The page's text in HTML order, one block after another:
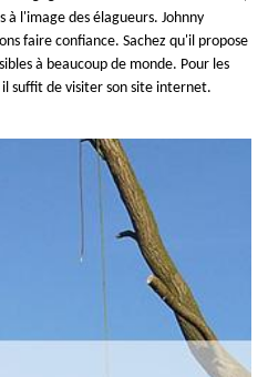
l'image des élagueurs. Johnny
faire confiance. Sachez qu'il propose
à beaucoup de monde. Pour les
suffit de visiter son site internet.